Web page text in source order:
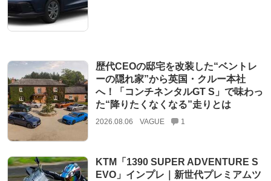
歴代CEOの邸宅を改装した“ベントレ
ーの隠れ家”から英国・クルー本社
へ！「コンチネンタルGT S」で味わっ
た“降りたくなくなる”走りとは
2026.08.06 VAGUE 1
KTM「1390 SUPER ADVENTURE S
EVO」インプレ｜新世代プレミアムツ